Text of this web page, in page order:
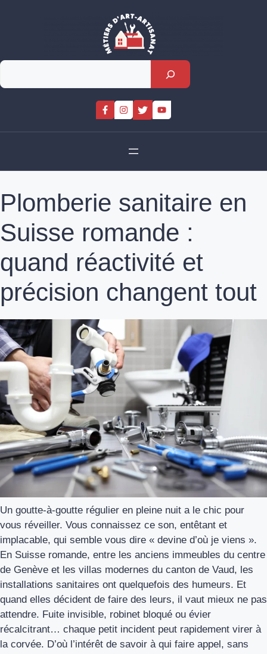
Rechercher
Plomberie sanitaire en
Suisse romande :
quand réactivité et
précision changent tout
Un goutte-à-goutte régulier en pleine nuit a le chic pour
vous réveiller. Vous connaissez ce son, entêtant et
implacable, qui semble vous dire « devine d’où je viens ».
En Suisse romande, entre les anciens immeubles du centre
de Genève et les villas modernes du canton de Vaud, les
installations sanitaires ont quelquefois des humeurs. Et
quand elles décident de faire des leurs, il vaut mieux ne pas
attendre. Fuite invisible, robinet bloqué ou évier
récalcitrant… chaque petit incident peut rapidement virer à
la corvée. D’où l’intérêt de savoir à qui faire appel, sans